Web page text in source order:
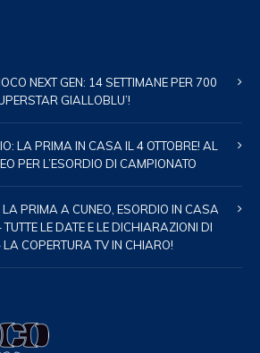
NEXT GEN: 14 SETTIMANE PER 700
GIALLOBLU’!
LA PRIMA IN CASA IL 4 OTTOBRE! AL
PER L’ESORDIO DI CAMPIONATO
PRIMA A CUNEO, ESORDIO IN CASA
LE DATE E LE DICHIARAZIONI DI
COPERTURA TV IN CHIARO!